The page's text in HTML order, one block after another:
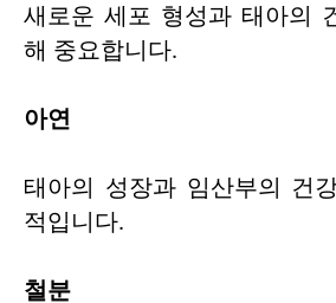
새로운 세포 형성과 태아의
해 중요합니다.
아연
태아의 성장과 임산부의 건
적입니다.
철분